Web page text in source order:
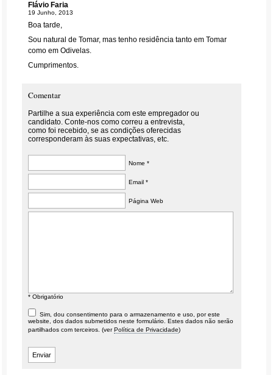
Flávio Faria
19 Junho, 2013
Boa tarde,
Sou natural de Tomar, mas tenho residência tanto em Tomar
como em Odivelas.
Cumprimentos.
Comentar
Partilhe a sua experiência com este empregador ou
candidato. Conte-nos como correu a entrevista,
como foi recebido, se as condições oferecidas
corresponderam às suas expectativas, etc.
Nome *
Email *
Página Web
* Obrigatório
Sim, dou consentimento para o armazenamento e uso, por este
website, dos dados submetidos neste formulário. Estes dados não serão
partilhados com terceiros. (verPolítica de Privacidade)